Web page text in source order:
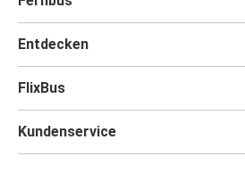
Entdecken
FlixBus
Kundenservice